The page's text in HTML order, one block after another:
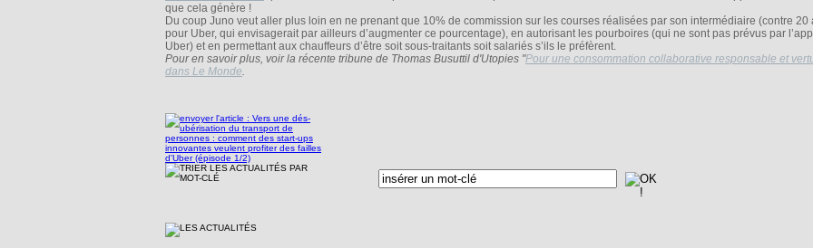
que cela génère !
Du coup Juno veut aller plus loin en ne prenant que 10% de commission sur les courses réalisées par son intermédiaire (contre 20
pour Uber, qui envisagerait par ailleurs d’augmenter ce pourcentage), en autorisant les pourboires (qui ne sont pas prévus par
Uber) et en permettant aux chauffeurs d’être soit sous-traitants soit salariés s’ils le préfèrent.
Pour en savoir plus, voir la récente tribune de Thomas Busuttil d'Utopies "Pour une consommation collaborative responsable et
dans Le Monde.